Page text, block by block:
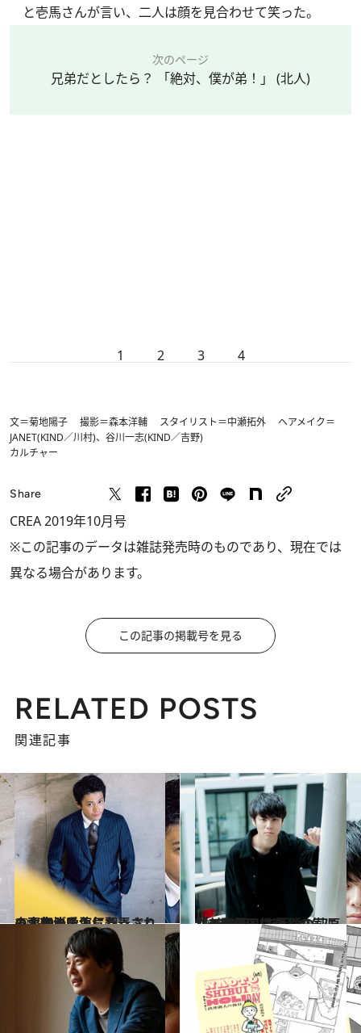
と壱馬さんが言い、二人は顔を見合わせて笑った。
次のページ
兄弟だとしたら？ 「絶対、僕が弟！」 (北人)
1 2 3 4
文＝菊地陽子 撮影＝森本洋輔 スタイリスト＝中瀬拓外 ヘアメイク＝
JANET(KIND／川村)、谷川一志(KIND／吉野)
カルチャー
Share
CREA 2019年10月号
※この記事のデータは雑誌発売時のものであり、現在では
異なる場合があります。
この記事の掲載号を見る
RELATED POSTS
関連記事
2019.9.8
小栗旬が愛人に翻弄される人生に⁉ 色気たっぷりの太宰治を演じる
カルチャー 2019.9.6
「3年A組」で話題の萩原利久と菅田将暉との気になる関係とは？
カルチャー